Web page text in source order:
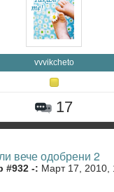
vvvikcheto
17
вече одобрени 2
#932 -: Март 17, 2010,